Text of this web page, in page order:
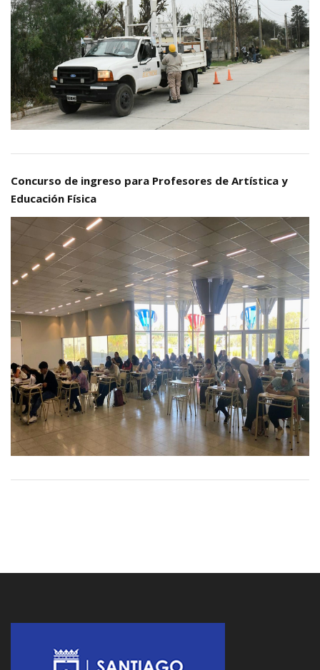
Concurso de ingreso para Profesores de Artística y
Educación Física